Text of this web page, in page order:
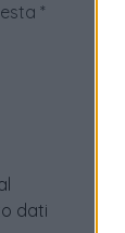
*
dati